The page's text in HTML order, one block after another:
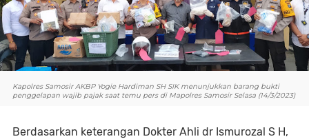
Kapolres Samosir AKBP Yogie Hardiman SH SIK menunjukkan barang bukti
penggelapan wajib pajak saat temu pers di Mapolres Samosir Selasa (14/3/2023)
Berdasarkan keterangan Dokter Ahli dr Ismurozal S H,